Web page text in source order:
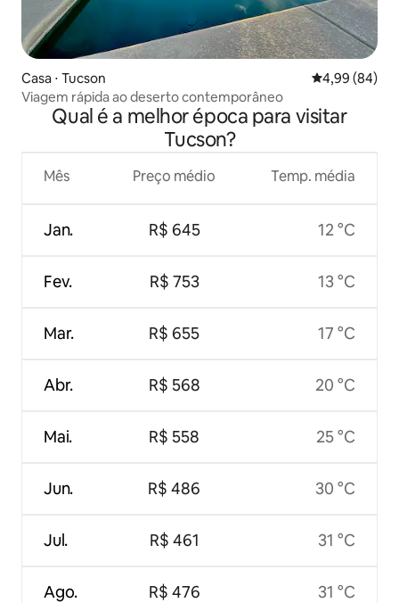
Casa ⋅ Tucson 4,99 de uma
4,99 (84)
Viagem rápida ao deserto contemporâneo
Qual é a melhor época para visitar
Tucson?
Mês
Jan.
Fev.
Mar.
Abr.
Mai.
Jun.
Jul.
Ago.
Preço médio
R$ 645
R$ 753
R$ 655
R$ 568
R$ 558
R$ 486
R$ 461
R$ 476
Temp. média
12 °C
13 °C
17 °C
20 °C
25 °C
30 °C
31 °C
31 °C